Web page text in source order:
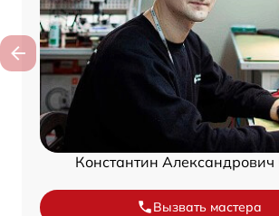
Константин
Вызвать мастера